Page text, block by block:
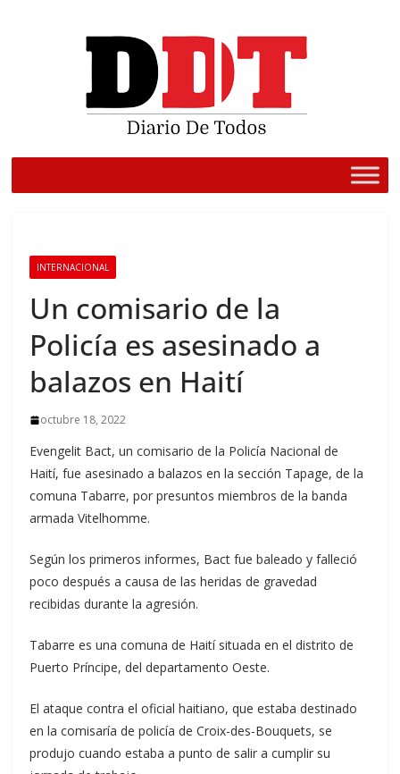
INTERNACIONAL
Un comisario de la
Policía es asesinado a
balazos en Haití
octubre 18, 2022
Evengelit Bact, un comisario de la Policía Nacional de
Haití, fue asesinado a balazos en la sección Tapage, de la
comuna Tabarre, por presuntos miembros de la banda
armada Vitelhomme.
Según los primeros informes, Bact fue baleado y falleció
poco después a causa de las heridas de gravedad
recibidas durante la agresión.
Tabarre es una comuna de Haití situada en el distrito de
Puerto Príncipe, del departamento Oeste.
El ataque contra el oficial haitiano, que estaba destinado
en la comisaría de policía de Croix-des-Bouquets, se
produjo cuando estaba a punto de salir a cumplir su